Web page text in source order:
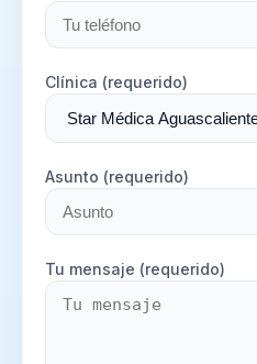
Clínica (requerido)
Asunto (requerido)
Tu mensaje (requerido)